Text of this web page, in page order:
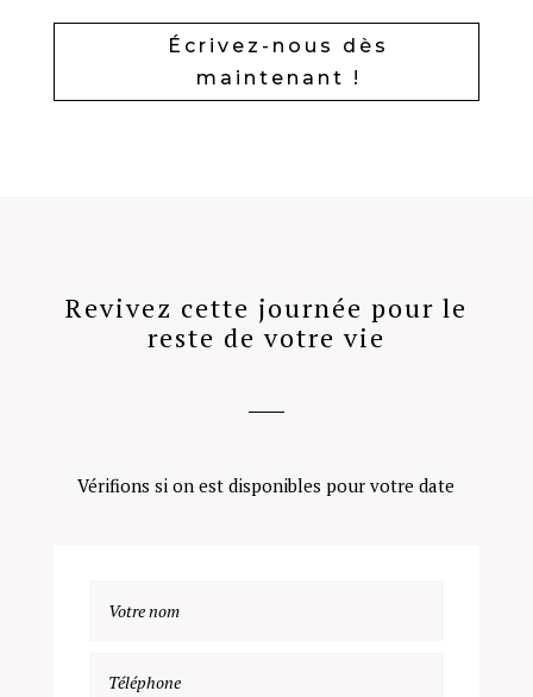
Écrivez-nous dès
maintenant !
Revivez cette journée pour le
reste de votre vie
Vérifions si on est disponibles pour votre date